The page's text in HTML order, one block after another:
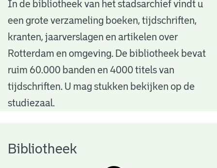
B
b
o
h
In de bibliotheek van het stadsarchief vindt u
een grote verzameling boeken, tijdschriften,
kranten, jaarverslagen en artikelen over
Rotterdam en omgeving. De bibliotheek bevat
ruim 60.000 banden en 4000 titels van
tijdschriften. U mag stukken bekijken op de
studiezaal.
Bibliotheek